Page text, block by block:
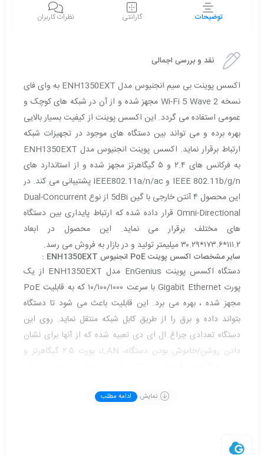
توضیحات گارانتی نظرات کاربران
نقد و بررسی اجمالی
اکسس پوینت بی سیم انجنیوس مدل ENH1350EXT به وای فای
نسخه Wi-Fi 5 Wave 2 مجهز شده و از آن در شبکه های کوچک و
عمومی استفاده می گردد. این اکسس پوینت از کیفیت بسیار بالایی
بهره برده و می تواند بین دستگاه های موجود در تجهیزات شبکه
ارتباط برقرار نماید. اکسس پوینت انجنیوس مدل ENH1350EXT
به فرکانس های ۲.۴ و ۵ گیگاهرتز مجهز شده و از استاندارد های
IEEE 802.11b/g/n و IEEE802.11a/n/ac پشتیبانی می کند. در
این محصول ۴ آنتن خارجی با گین 5dBi از نوع Dual-Concurrent
Omni-Directional قرار داده شده که ارتباط پایداری بین دستگاه
های مختلف برقرار می نماید. این محصول در ابعاد
۱۱۱.۲*۱۷۳.۶*۳۰.۲۹ میلیمتر تولید و در بازار به فروش می رسد.
سایر مشخصات اکسس پوینت PoE انجنیوس ENH1350EXT :
دستگاه اکسس پوینت EnGenius مدل ENH1350EXT از یک
پورت Gigabit Ethernet با سرعت ۱۰/۱۰۰/۱۰۰۰ که به قابلیت PoE
مجهز شده ، بهره می برد. این قابلیت باعث می شود تا دستگاه
بتواند داده و برق را از طریق کابل شبکه منتقل نماید. روی این
دستگاه تعدادی چراغ ال ای دی تعبیه شده که از آنها برای نشان
دادن روشن/خاموش بودن دستگاه، LAN، پورت ۲.۵ گیگاهرتز و
فرکانسی ۵ گیگاهرتز حداکثر تا ۸۶۷ مگابیت بر ثانیه دیتا را منتقل
شده و می توانید از آن با خیالی آسوده در فضا های خارجی نیز
نمایش ادامه مطلب